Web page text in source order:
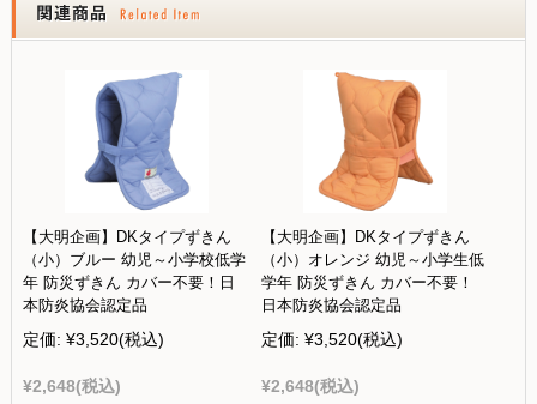
【大明企画】DKタイプずきん
（小）ブルー 幼児～小学校低学
年 防災ずきん カバー不要！日
本防炎協会認定品
定価: ¥3,520(税込)
¥2,648(税込)
【大明企画】DKタイプずきん
（小）オレンジ 幼児～小学生低
学年 防災ずきん カバー不要！
日本防炎協会認定品
定価: ¥3,520(税込)
¥2,648(税込)